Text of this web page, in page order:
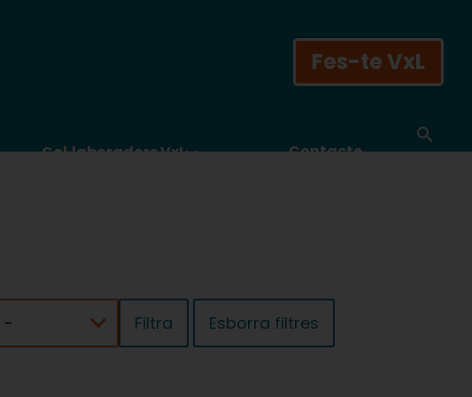
Fes-te VxL
Col·laboradors VxL Contacte